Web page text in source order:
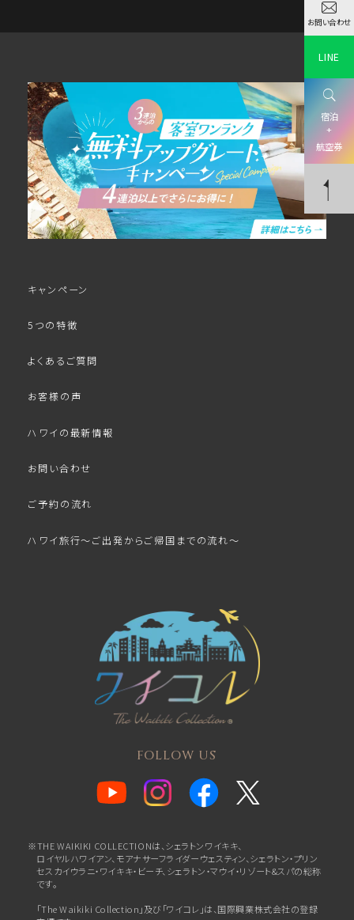
キャンペーン
5つの特徴
よくあるご質問
お客様の声
ハワイの最新情報
お問い合わせ
ご予約の流れ
ハワイ旅行～ご出発からご帰国までの流れ～
FOLLOW US
※THE WAIKIKI COLLECTIONは、シェラトンワイキキ、
ロイヤルハワイアン、 モアナサーフライダーウェスティン、シェラトン・プリン
セスカイウラニ・ワイキキ・ビーチ、 シェラトン・マウイ・リゾート&スパの総称
です。
「The Waikiki Collection」及び「ワイコレ」は、国際興業株式会社の登録
お問い合わせ
LINE
宿泊
+
航空券